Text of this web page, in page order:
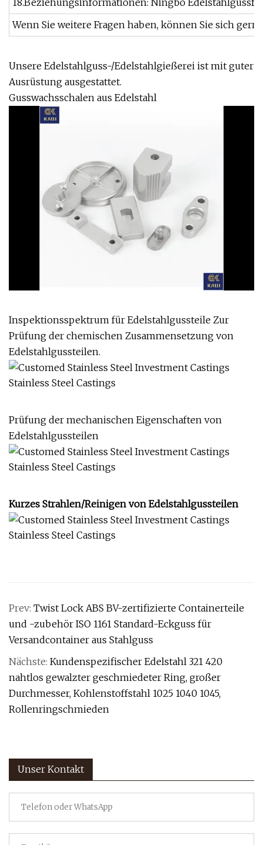
18.Beziehungsinformationen: Ningbo
Wenn Sie weitere Fragen haben, können Sie sich
Unsere Edelstahlguss-/Edelstahlgießerei ist mit guter
Ausrüstung ausgestattet.
Gusswachsschalen aus Edelstahl
Inspektionsspektrum für Edelstahlgussteile Zur
Prüfung der chemischen Zusammensetzung von
Edelstahlgussteilen.
Prüfung der mechanischen Eigenschaften von
Edelstahlgussteilen
Kurzes Strahlen/Reinigen von Edelstahlgussteilen
Prev: Twist Lock ABS BV-zertifizierte Containerteile
und -zubehör ISO 1161 Standard-Eckguss für
Versandcontainer aus Stahlguss
Nächste: Kundenspezifischer Edelstahl 321 420
nahtlos gewalzter geschmiedeter Ring, großer
Durchmesser, Kohlenstoffstahl 1025 1040 1045,
Rollenringschmieden
Unser Kontakt